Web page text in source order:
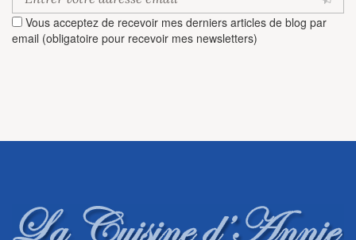
Vous acceptez de recevoir mes derniers articles de blog par
email (obligatoire pour recevoir mes newsletters)